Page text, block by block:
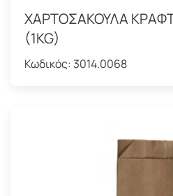
ΧΑΡΤΟΣΑΚΟΥΛΑ
(1KG)
Κωδικός: 3014.0068